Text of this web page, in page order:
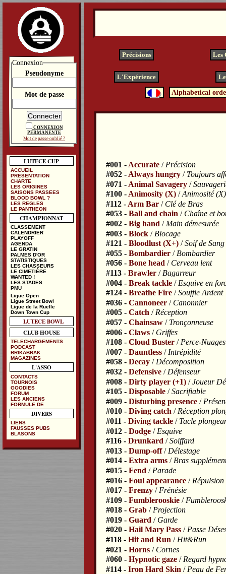
Précisions Les
L'Expérience
Alphabetical
#001 - Accurate/ Précision
#052 - Always hungry/ Toujours
#071 - Animal Savagery/
#100 - Animosity (X)/Animosité (X)
#112 - Arm Bar/ Clé de Bras
#053 - Ball and chain/ Chaîne et
#002 - Big hand / Main démesurée
#003 - Block/ Blocage
#121 - Bloodlust (X+)/Soif de
#055 - Bombardier/ Bombardier
#056 - Bone head/ Cerveau lent
#113 - Brawler/ Bagarreur
#004 - Break tackle/ Esquive en
#124 - Breathe Fire/Souffle Ardent
#036 - Cannoneer/ Canonnier
#005 - Catch/Réception
#057 - Chainsaw/ Tronçonneuse
#006 - Claws/ Griffes
#108 - Cloud Buster/ Perce-Nuages
#007 - Dauntless/ Intrépidité
#058 - Decay/ Décomposition
#032 - Defensive/ Défenseur
#008 - Dirty player (+1)/Joueur
#105 - Disposable/Sacrifiable
#009 - Disturbing presence/
#010 - Diving catch / Réception
#011 - Diving tackle/ Tacle
#012 - Dodge/ Esquive
#116 - Drunkard /Soiffard
#013 - Dump-off/ Délestage
#014 - Extra arms/ Bras
#015 - Fend / Parade
#016 - Foul appearance/ Répulsion
#017 - Frenzy/ Frénésie
#109 - Fumblerooskie/
#018 - Grab/ Projection
#019 - Guard / Garde
#020 - Hail Mary Pass/Passe
#118 - Hit and Run / Hit&Run
#021 - Horns/ Cornes
#060 - Hypnotic gaze/ Regard
#114 - Iron Hard Skin / Peau de
Connexion
Pseudonyme
Mot de passe
CONNEXION
PERMANENTE
Mot de passe oublié ?
LUTECE CUP
ACCUEIL
PRESENTATION
CHARTE
LES ORIGINES
SAISONS PASSEES
BLOOD BOWL ?
LES REGLES
LE PANTHEON
CHAMPIONNAT
CLASSEMENT
CALENDRIER
PLAYOFF
AGENDA
LE GRATIN
PALMES D'OR
STATISTIQUES
LES CHASSEURS
LE CIMETIÈRE
WANTED !
LES STADES
PMU
Ligue Open
Ligue Street Bowl
Ligue de la Ruelle
Down Town Cup
LUTECE BOWL
CLUB HOUSE
TELECHARGEMENTS
PODCAST
BRIKABRAK
MAGAZINES
L'ASSO
CONTACTS
TOURNOIS
GOODIES
FORUM
LES ANCIENS
FORMULE DE
DIVERS
LIENS
FAUSSES PUBS
BLASONS